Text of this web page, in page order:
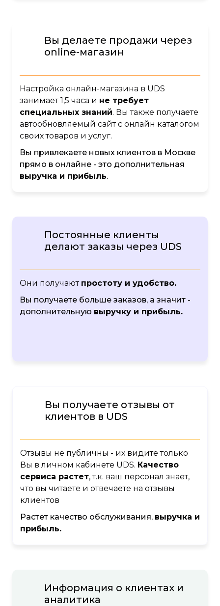
Вы делаете продажи через
online-магазин
Настройка онлайн-магазина в UDS
занимает 1,5 часа и не требует
специальных знаний. Вы также получаете
автообновляемый сайт с онлайн каталогом
своих товаров и услуг.
Вы привлекаете новых клиентов в Москве
прямо в онлайне - это дополнительная
выручка и прибыль.
Постоянные клиенты
делают заказы через UDS
Они получают простоту и удобство.
Вы получаете больше заказов, а значит -
дополнительную выручку и прибыль.
Вы получаете отзывы от
клиентов в UDS
Отзывы не публичны - их видите только
Вы в личном кабинете UDS. Качество
сервиса растет, т.к. ваш персонал знает,
что вы читаете и отвечаете на отзывы
клиентов
Растет качество обслуживания, выручка и
прибыль.
Информация о клиентах и
аналитика